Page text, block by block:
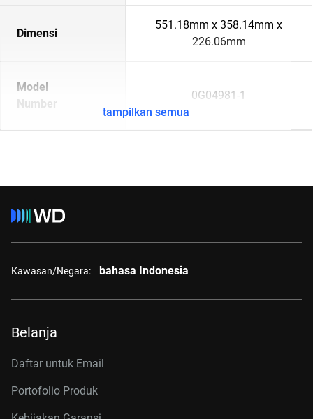
Dimensi
551.18mm x 358.14mm x
226.06mm
Model
Number
0G04981-1
tampilkan semua
Kawasan/Negara: bahasa Indonesia
Belanja
Daftar untuk Email
Portofolio Produk